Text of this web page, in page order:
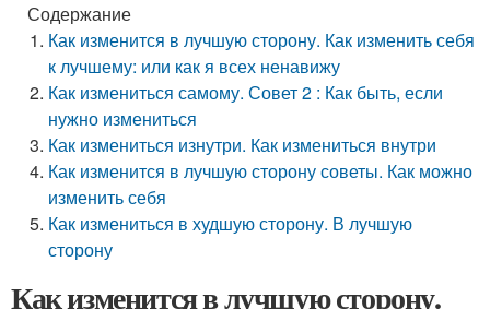
Содержание
Как изменится в лучшую сторону. Как изменить себя
к лучшему: или как я всех ненавижу
Как измениться самому. Совет 2 : Как быть, если
нужно измениться
Как измениться изнутри. Как измениться внутри
Как изменится в лучшую сторону советы. Как можно
изменить себя
Как измениться в худшую сторону. В лучшую
сторону
Как изменится в лучшую сторону.